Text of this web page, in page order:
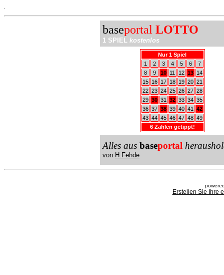
baseportal LOTTO
1 SPIEL kostenlos
Nur 1 Spiel
1
2 3 4 5 6
7
8
9 10 11 12 13
14
15
16 17 18 19 20 21
22 23 24 25 26 27 28
29 30 31 32 33 34 35
36 37 38 39 40 41
42
43 44 45 46 47 48 49
6 Zahlen getippt!
Alles aus baseportal
von H.Fehde
Erstellen Sie Ihre